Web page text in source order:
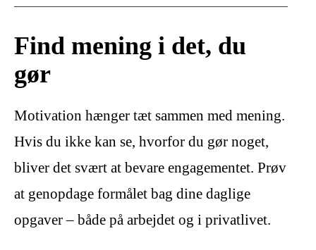
Find mening i det, du
gør
Motivation hænger tæt sammen med mening.
Hvis du ikke kan se, hvorfor du gør noget,
bliver det svært at bevare engagementet. Prøv
at genopdage formålet bag dine daglige
opgaver – både på arbejdet og i privatlivet.